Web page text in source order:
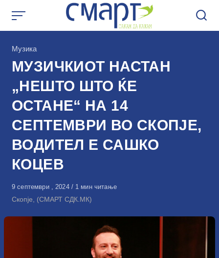
КАтегорија
Музика
МУЗИЧКИОТ НАСТАН
„НЕШТО ШТО ЌЕ
ОСТАНЕ“ НА 14
СЕПТЕМВРИ ВО СКОПЈЕ,
ВОДИТЕЛ Е САШКО
КОЦЕВ
Објавено
на
9 септември , 2024 1 мин читање
Скопје, (СМАРТ СДК.МК)